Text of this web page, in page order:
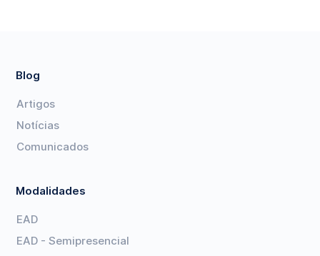
Blog
Artigos
Notícias
Comunicados
Modalidades
EAD
EAD - Semipresencial